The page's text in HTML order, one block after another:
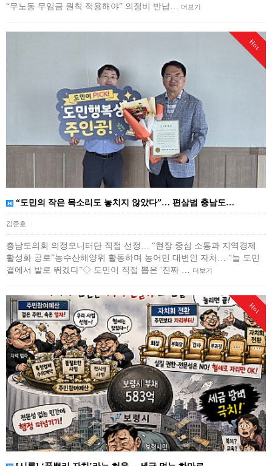
“무노동 무임금 원칙 적용해야” 의정비 반납… 더보기
Hot
“도민의 작은 목소리도 놓치지 않았다”… 편삼범 충남도…
김준호
충남도의회 의정모니터단 직접 선정… “현장 중심 소통과 지역경제
활성화 공로”농수산해양위 활동하며 농어민 대변인 자처… “늘 도민
곁에서 발로 뛰겠다”◇ 도민이 직접 뽑은 '진짜 … 더보기
Hot